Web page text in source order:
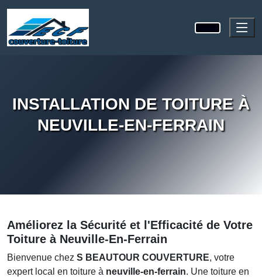
INSTALLATION DE TOITURE À
NEUVILLE-EN-FERRAIN
Améliorez la Sécurité et l'Efficacité de Votre
Toiture à Neuville-En-Ferrain
Bienvenue chez S BEAUTOUR COUVERTURE, votre
expert local en toiture à neuville-en-ferrain. Une toiture en